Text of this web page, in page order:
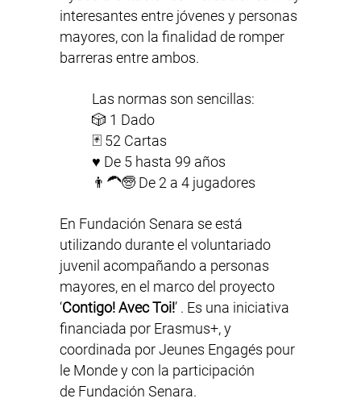
interesantes entre jóvenes y personas
mayores, con la finalidad de romper
barreras entre ambos.
Las normas son sencillas:
🎲 1 Dado
🃏 52 Cartas
♥ De 5 hasta 99 años
👨‍🦱🧓 De 2 a 4 jugadores
En Fundación Senara se está
utilizando durante el voluntariado
juvenil acompañando a personas
mayores, en el marco del proyecto
‘Contigo! Avec Toi!’ . Es una iniciativa
financiada por Erasmus+, y
coordinada porJeunes Engagés pour
le Mondey con la participación
de Fundación Senara.